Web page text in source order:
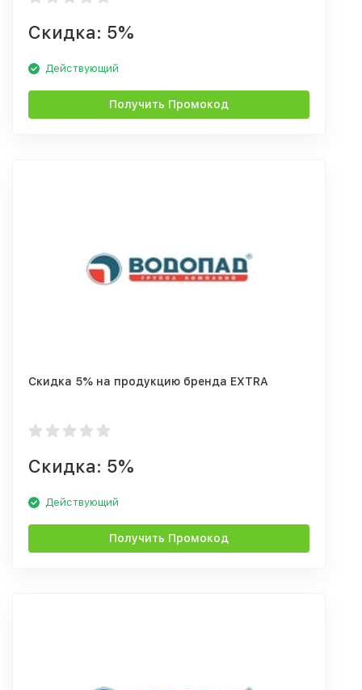
Скидка: 5%
Действующий
Получить Промокод
Скидка 5% на продукцию бренда EXTRA
Скидка: 5%
Действующий
Получить Промокод